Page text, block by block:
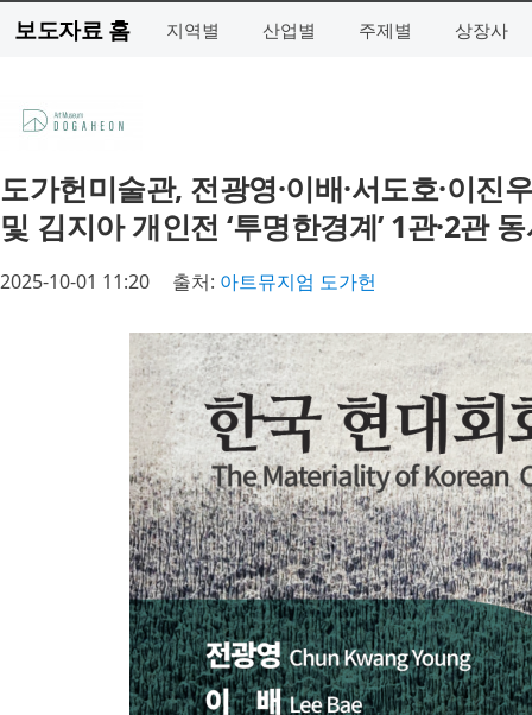
보도자료 홈 지역별 산업별 주제별 상장사
도가헌미술관, 전광영·이배·서도호·이진
및 김지아 개인전 ‘투명한경계’ 1관·2관
2025-10-01 11:20 출처: 아트뮤지엄 도가헌